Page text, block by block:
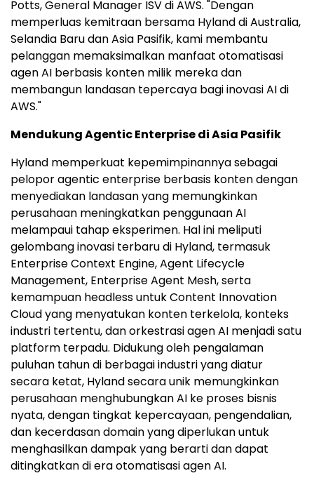
Potts, General Manager ISV di AWS. "Dengan
memperluas kemitraan bersama Hyland di Australia,
Selandia Baru dan Asia Pasifik, kami membantu
pelanggan memaksimalkan manfaat otomatisasi
agen AI berbasis konten milik mereka dan
membangun landasan tepercaya bagi inovasi AI di
AWS."
Mendukung Agentic Enterprise di Asia Pasifik
Hyland memperkuat kepemimpinannya sebagai
pelopor agentic enterprise berbasis konten dengan
menyediakan landasan yang memungkinkan
perusahaan meningkatkan penggunaan AI
melampaui tahap eksperimen. Hal ini meliputi
gelombang inovasi terbaru di Hyland, termasuk
Enterprise Context Engine, Agent Lifecycle
Management, Enterprise Agent Mesh, serta
kemampuan headless untuk Content Innovation
Cloud yang menyatukan konten terkelola, konteks
industri tertentu, dan orkestrasi agen AI menjadi satu
platform terpadu. Didukung oleh pengalaman
puluhan tahun di berbagai industri yang diatur
secara ketat, Hyland secara unik memungkinkan
perusahaan menghubungkan AI ke proses bisnis
nyata, dengan tingkat kepercayaan, pengendalian,
dan kecerdasan domain yang diperlukan untuk
menghasilkan dampak yang berarti dan dapat
ditingkatkan di era otomatisasi agen AI.